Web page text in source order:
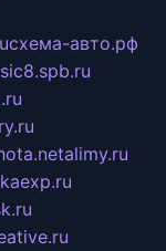
схема-авто.рф
alimy.ru